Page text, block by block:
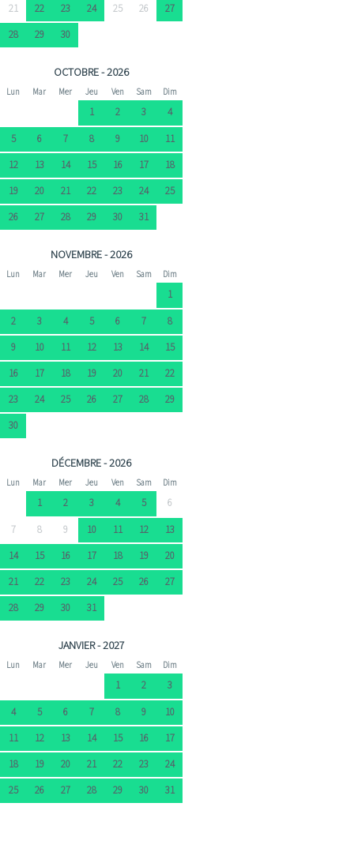
21
22 23 24 25 26
27
28
29 30
OCTOBRE - 2026
Lun Mar Mer Jeu Ven Sam Dim
1 2 3
4
5
6 7 8 9 10
11
12
13 14 15 16 17
18
19
20 21 22 23 24
25
26
27 28 29 30 31
NOVEMBRE - 2026
Lun Mar Mer Jeu Ven Sam Dim
1
2
3 4 5 6 7
8
9
10 11 12 13 14
15
16
17 18 19 20 21
22
23
24 25 26 27 28
29
30
DÉCEMBRE - 2026
Lun Mar Mer Jeu Ven Sam Dim
1 2 3 4 5
6
7
8 9 10 11 12
13
14
15 16 17 18 19
20
21
22 23 24 25 26
27
28
29 30 31
JANVIER - 2027
Lun Mar Mer Jeu Ven Sam Dim
1 2
3
4
5 6 7 8 9
10
11
12 13 14 15 16
17
18
19 20 21 22 23
24
25
26 27 28 29 30 31